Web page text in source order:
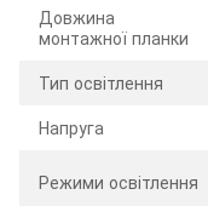
Довжина
монтажної планки
Тип освітлення
Напруга
Режими освітлення